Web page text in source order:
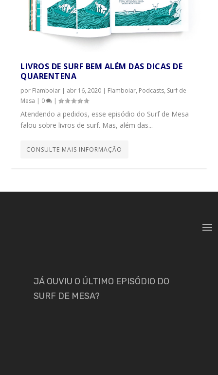
LIVROS DE SURF BEM ALÉM DAS DICAS DE
QUARENTENA
por Flamboiar abr 16, 2020 Flamboiar, Podcasts, Surf de
Mesa
0 |
Atendendo a pedidos, esse episódio do Surf de Mesa
falou sobre livros de surf. Mas, além das...
CONSULTE MAIS INFORMAÇÃO
JÁ OUVIU O ÚLTIMO EPISÓDIO DO
SURF DE MESA?